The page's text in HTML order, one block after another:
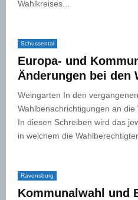
Wahlkreises...
Schussental
Europa- und
Änderungen bei den
Weingarten In den
Wahlbenachrichtigungen an die
In diesen Schreiben wird das
in welchem die
Ravensburg
Kommunalwahl und